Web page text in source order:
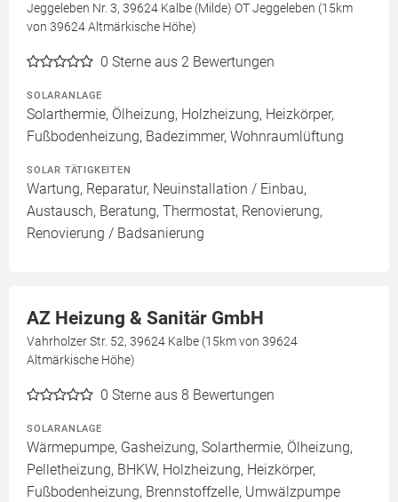
Jeggeleben Nr. 3, 39624 Kalbe (Milde) OT Jeggeleben (15km
von 39624 Altmärkische Höhe)
0 Sterne aus 2 Bewertungen
SOLARANLAGE
Solarthermie, Ölheizung, Holzheizung, Heizkörper,
Fußbodenheizung, Badezimmer, Wohnraumlüftung
SOLAR TÄTIGKEITEN
Wartung, Reparatur, Neuinstallation / Einbau,
Austausch, Beratung, Thermostat, Renovierung,
Renovierung / Badsanierung
AZ Heizung & Sanitär GmbH
Vahrholzer Str. 52, 39624 Kalbe (15km von 39624
Altmärkische Höhe)
0 Sterne aus 8 Bewertungen
SOLARANLAGE
Wärmepumpe, Gasheizung, Solarthermie, Ölheizung,
Pelletheizung, BHKW, Holzheizung, Heizkörper,
Fußbodenheizung, Brennstoffzelle, Umwälzpumpe